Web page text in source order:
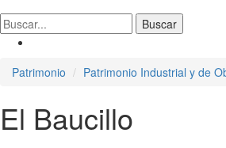
Patrimonio Patrimonio Industrial y de
El Baucillo